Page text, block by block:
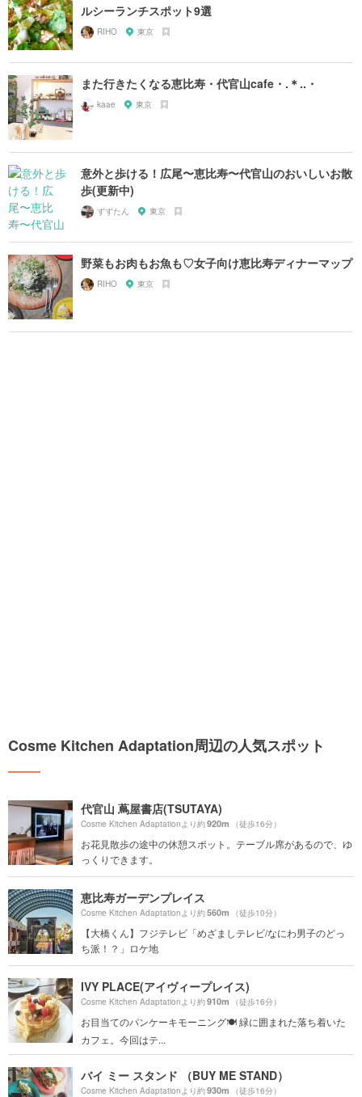
ルシーランチスポット9選
RIHO 東京
また行きたくなる恵比寿・代官山cafe・.＊..・
kaae 東京
意外と歩ける！広尾〜恵比寿〜代官山のおいしいお散
歩(更新中)
ずずたん 東京
野菜もお肉もお魚も♡女子向け恵比寿ディナーマップ
RIHO 東京
Cosme Kitchen Adaptation周辺の人気スポット
代官山 蔦屋書店(TSUTAYA)
Cosme Kitchen Adaptationより約920m （徒歩16分）
お花見散歩の途中の休憩スポット。テーブル席があるので、ゆ
っくりできます。
恵比寿ガーデンプレイス
Cosme Kitchen Adaptationより約560m （徒歩10分）
【大橋くん】フジテレビ「めざましテレビ/なにわ男子のどっ
ち派！？」ロケ地
IVY PLACE(アイヴィープレイス)
Cosme Kitchen Adaptationより約910m （徒歩16分）
お目当てのパンケーキモーニング🍽 緑に囲まれた落ち着いた
カフェ。今回はテ...
バイ ミー スタンド （BUY ME STAND）
Cosme Kitchen Adaptationより約930m （徒歩16分）